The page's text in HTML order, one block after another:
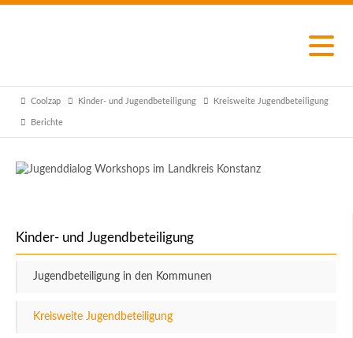
Coolzap Kinder- und Jugendbeteiligung Kreisweite Jugendbeteiligung
Berichte
Kinder- und Jugendbeteiligung
Jugendbeteiligung in den Kommunen
Kreisweite Jugendbeteiligung